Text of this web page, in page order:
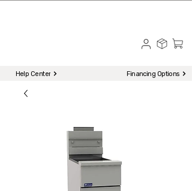
Help Center Financing Options